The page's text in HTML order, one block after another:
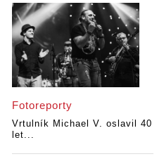
Fotoreporty
Vrtulník Michael V. oslavil 40
let...